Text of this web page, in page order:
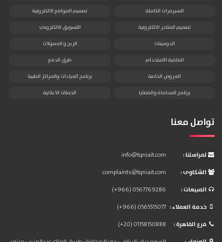
السيرفرات الكاملة تصميم المواقع الالكترونية
تصميم المتاجر الالكترونية التسويق الالكتروني
الدومينات الربح و العمولات
اتفاقية الاستخدام طرق الدفع
العروض الخاصة برنامج العيادات والمراكز الطبية
برنامج المحاماة والقضايا الحملات الاعلانية
تواصل معنا
: لمراستنا
info@tqniait.com
: الشكاوى
complaints@tqniait.com
: المبيعات
(+966) 0567769286
: خدمة العملاء
(+966) 0565515077
: فرع القاهرة
(+20) 01158150888